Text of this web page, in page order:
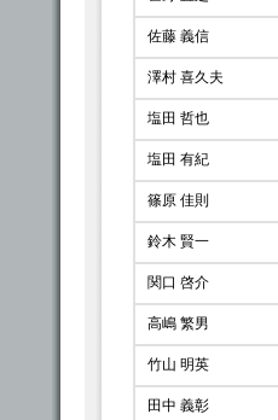
佐藤 義信
澤村 喜久夫
塩田 哲也
塩田 有紀
篠原 佳則
鈴木 賢一
関口 啓介
高嶋 繁男
竹山 明英
田中 義彰